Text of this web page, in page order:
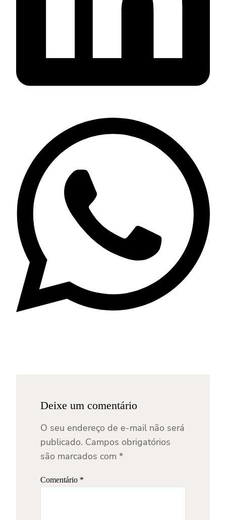
Deixe um comentário
O seu endereço de e-mail não será
publicado. Campos obrigatórios
são marcados com *
Comentário *